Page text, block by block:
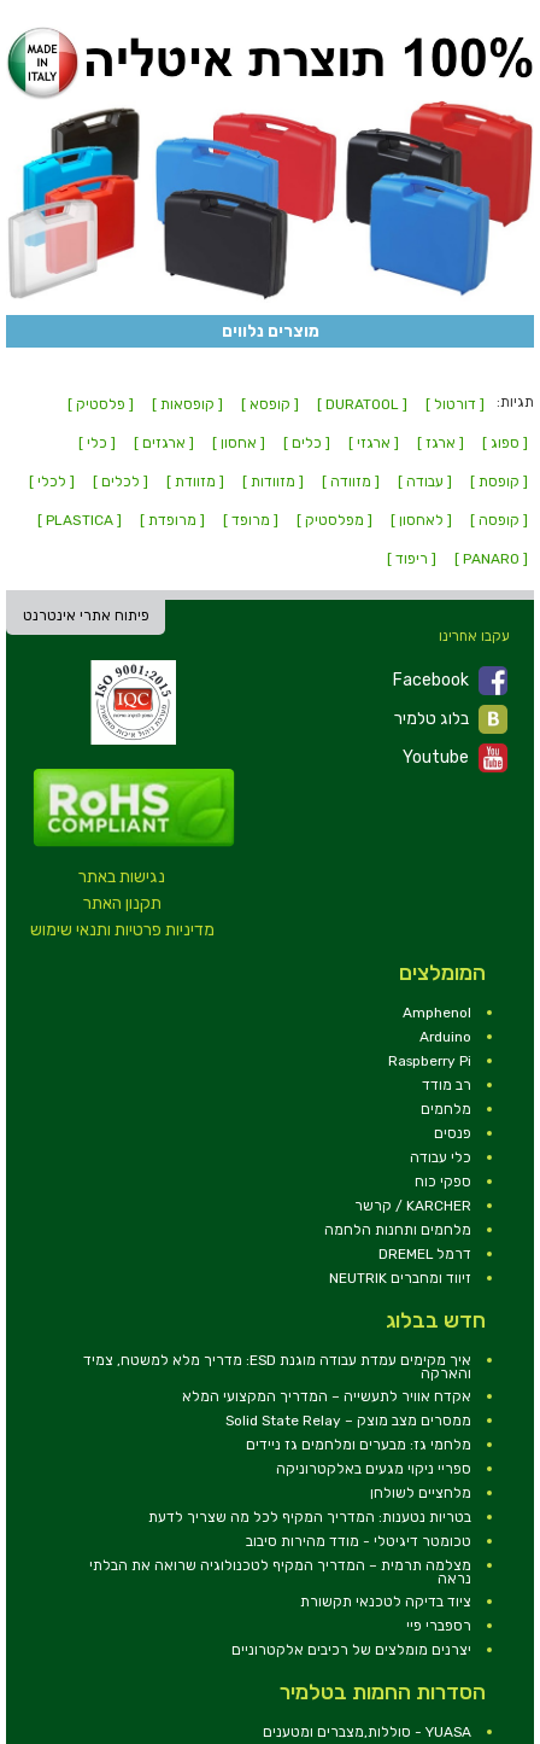
מוצרים נלווים
תגיות: [ דורטול ] [ DURATOOL ] [ קופסא ] [ קופסאות ] [ פלסטיק ]
[ ספוג ] [ ארגז ] [ ארגזי ] [ כלים ] [ אחסון ] [ ארגזים ] [ כלי ]
[ קופסת ] [ עבודה ] [ מזוודה ] [ מזוודות ] [ מזוודת ] [ לכלים ] [ לכלי ]
[ קופסה ] [ לאחסון ] [ מפלסטיק ] [ מרופד ] [ מרופדת ] [ PLASTICA ]
[ PANARO ] [ ריפוד ]
פיתוח אתרי אינטרנט
נגישות באתר
תקנון האתר
מדיניות פרטיות ותנאי שימוש
עקבו אחרינו
Facebook
Youtube
המומלצים
Amphenol
Arduino
Raspberry Pi
רב מודד
מלחמים
פנסים
כלי עבודה
ספקי כוח
KARCHER / קרשר
מלחמים ותחנות הלחמה
דרמל DREMEL
זיווד ומחברים NEUTRIK
חדש בבלוג
איך מקימים עמדת עבודה מוגנת ESD: מדריך מלא למשטח, צמיד
והארקה
אקדח אוויר לתעשייה – המדריך המקצועי המלא
ממסרים מצב מוצק – Solid State Relay
מלחמי גז: מבערים ומלחמים גז ניידים
ספריי ניקוי מגעים באלקטרוניקה
מלחציים לשולחן
בטריות נטענות: המדריך המקיף לכל מה שצריך לדעת
טכומטר דיגיטלי - מודד מהירות סיבוב
מצלמה תרמית – המדריך המקיף לטכנולוגיה שרואה את הבלתי
נראה
ציוד בדיקה לטכנאי תקשורת
רספברי פיי
יצרנים מומלצים של רכיבים אלקטרוניים
הסדרות החמות בטלמיר
YUASA - סוללות,מצברים ומטענים